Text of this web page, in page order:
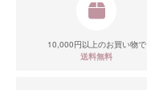
10,000円以上のお買い物で
送料無料